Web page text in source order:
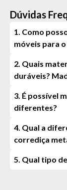
Dúvidas
1. Como
móveis para
2. Quais
duráveis?
3. É possível
diferentes?
4. Qual a
corrediça
5. Qual tipo